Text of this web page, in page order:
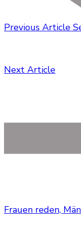
Previous Article
Next Article
Frauen reden,